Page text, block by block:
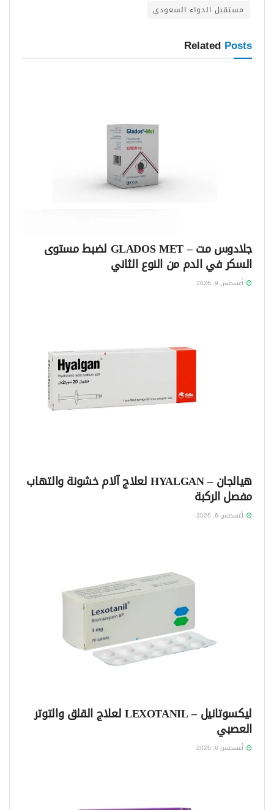
مستقبل الدواء السعودي
Related Posts
جلادوس مت – GLADOS MET لضبط مستوى
السكر في الدم من النوع الثاني
أغسطس 9, 2026
هيالجان – HYALGAN لعلاج آلام خشونة والتهاب
مفصل الركبة
أغسطس 6, 2026
ليكسوتانيل – LEXOTANIL لعلاج القلق والتوتر
العصبي
أغسطس 6, 2026